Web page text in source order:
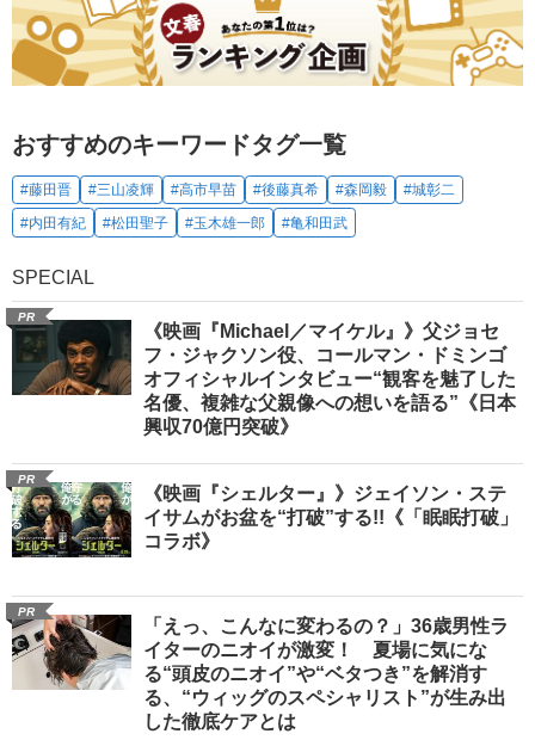
おすすめのキーワードタグ一覧
#藤田晋 #三山凌輝 #高市早苗 #後藤真希 #森岡毅
#城彰二
#内田有紀
#松田聖子 #玉木雄一郎 #亀和田武
SPECIAL
PR
《映画『Michael／マイケル』》父ジョセ
フ・ジャクソン役、コールマン・ドミンゴ
オフィシャルインタビュー“観客を魅了した
名優、複雑な父親像への想いを語る”《日本
興収70億円突破》
PR
《映画『シェルター』》ジェイソン・ステ
イサムがお盆を“打破”する!!《「眠眠打破」
コラボ》
PR
「えっ、こんなに変わるの？」36歳男性ラ
イターのニオイが激変！ 夏場に気にな
る“頭皮のニオイ”や“ベタつき”を解消す
る、“ウィッグのスペシャリスト”が生み出
した徹底ケアとは